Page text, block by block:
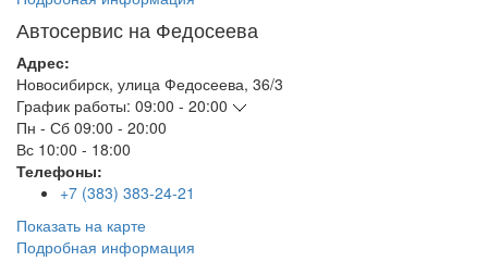
Автосервис на Федосеева
Адрес:
Новосибирск, улица Федосеева, 36/3
График работы: 09:00 - 20:00
Пн - Сб 09:00 - 20:00
Вс 10:00 - 18:00
Телефоны:
+7 (383) 383-24-21
Показать на карте
Подробная информация